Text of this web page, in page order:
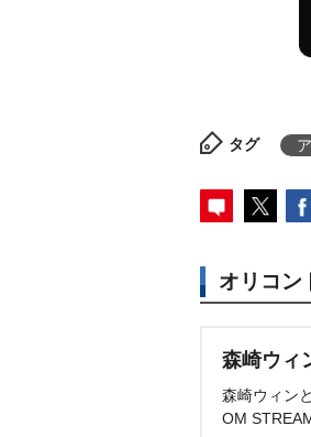
タグ
オリコン
森崎ウィ
森崎ウィン
OM